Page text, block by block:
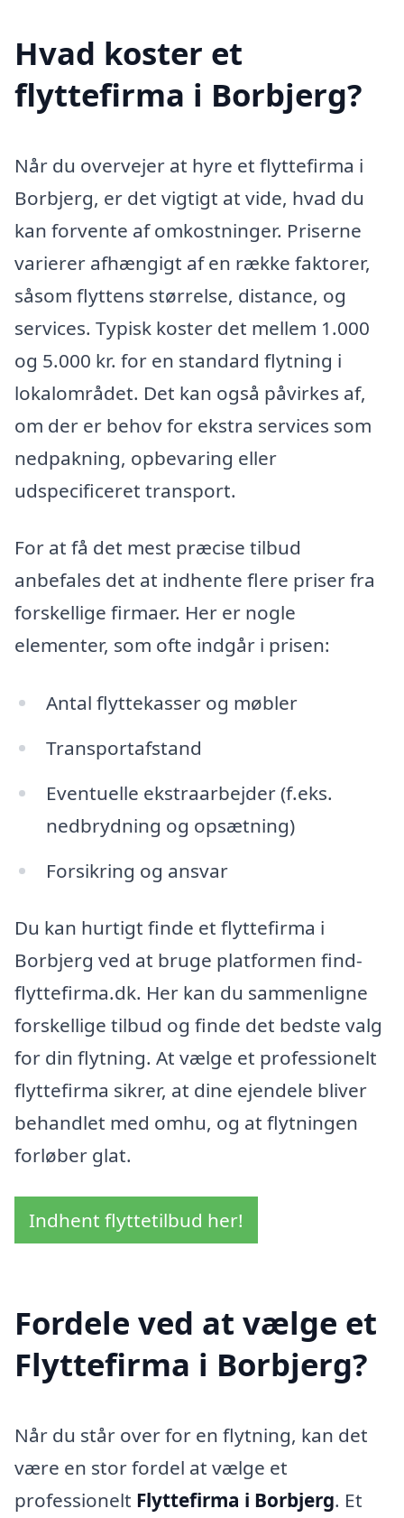
Hvad koster et
flyttefirma i Borbjerg?
Når du overvejer at hyre et flyttefirma i
Borbjerg, er det vigtigt at vide, hvad du
kan forvente af omkostninger. Priserne
varierer afhængigt af en række faktorer,
såsom flyttens størrelse, distance, og
services. Typisk koster det mellem 1.000
og 5.000 kr. for en standard flytning i
lokalområdet. Det kan også påvirkes af,
om der er behov for ekstra services som
nedpakning, opbevaring eller
udspecificeret transport.
For at få det mest præcise tilbud
anbefales det at indhente flere priser fra
forskellige firmaer. Her er nogle
elementer, som ofte indgår i prisen:
Antal flyttekasser og møbler
Transportafstand
Eventuelle ekstraarbejder (f.eks.
nedbrydning og opsætning)
Forsikring og ansvar
Du kan hurtigt finde et flyttefirma i
Borbjerg ved at bruge platformen find-
flyttefirma.dk. Her kan du sammenligne
forskellige tilbud og finde det bedste valg
for din flytning. At vælge et professionelt
flyttefirma sikrer, at dine ejendele bliver
behandlet med omhu, og at flytningen
forløber glat.
Indhent flyttetilbud her!
Fordele ved at vælge et
Flyttefirma i Borbjerg?
Når du står over for en flytning, kan det
være en stor fordel at vælge et
professionelt Flyttefirma i Borbjerg. Et